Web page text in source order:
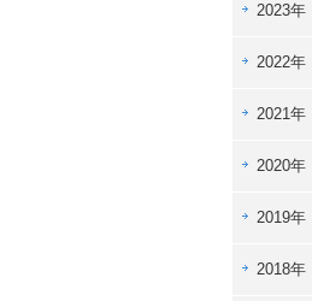
2023年
2022年
2021年
2020年
2019年
2018年